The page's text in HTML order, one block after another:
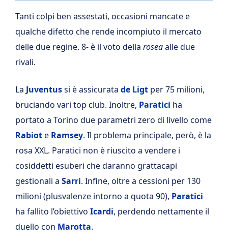
Tanti colpi ben assestati, occasioni mancate e
qualche difetto che rende incompiuto il mercato
delle due regine. 8- è il voto della roseaalle due
rivali.
La Juventussi è assicurata de Ligt per 75 milioni,
bruciando vari top club. Inoltre, Paratici ha
portato a Torino due parametri zero di livello come
Rabiote Ramsey. Il problema principale, però, è la
rosa XXL. Paratici non è riuscito a vendere i
cosiddetti esuberi che daranno grattacapi
gestionali a Sarri. Infine, oltre a cessioni per 130
milioni (plusvalenze intorno a quota 90), Paratici
ha fallito l’obiettivo Icardi, perdendo nettamente il
duello con Marotta.